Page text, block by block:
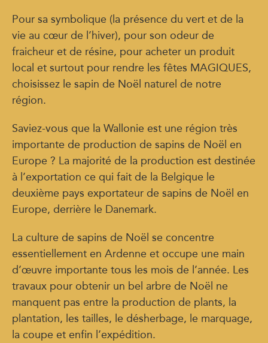
Pour sa symbolique (la présence du vert et de la
vie au cœur de l’hiver), pour son odeur de
fraicheur et de résine, pour acheter un produit
local et surtout pour rendre les fêtes MAGIQUES,
choisissez le sapin de Noël naturel de notre
région.
Saviez-vous que la Wallonie est une région très
importante de production de sapins de Noël en
Europe ? La majorité de la production est destinée
à l’exportation ce qui fait de la Belgique le
deuxième pays exportateur de sapins de Noël en
Europe, derrière le Danemark.
La culture de sapins de Noël se concentre
essentiellement en Ardenne et occupe une main
d’œuvre importante tous les mois de l’année. Les
travaux pour obtenir un bel arbre de Noël ne
manquent pas entre la production de plants, la
plantation, les tailles, le désherbage, le marquage,
la coupe et enfin l’expédition.